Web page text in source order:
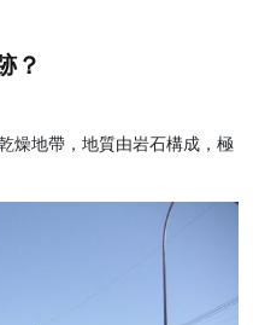
？
燥地帶，地質由岩石構成，極